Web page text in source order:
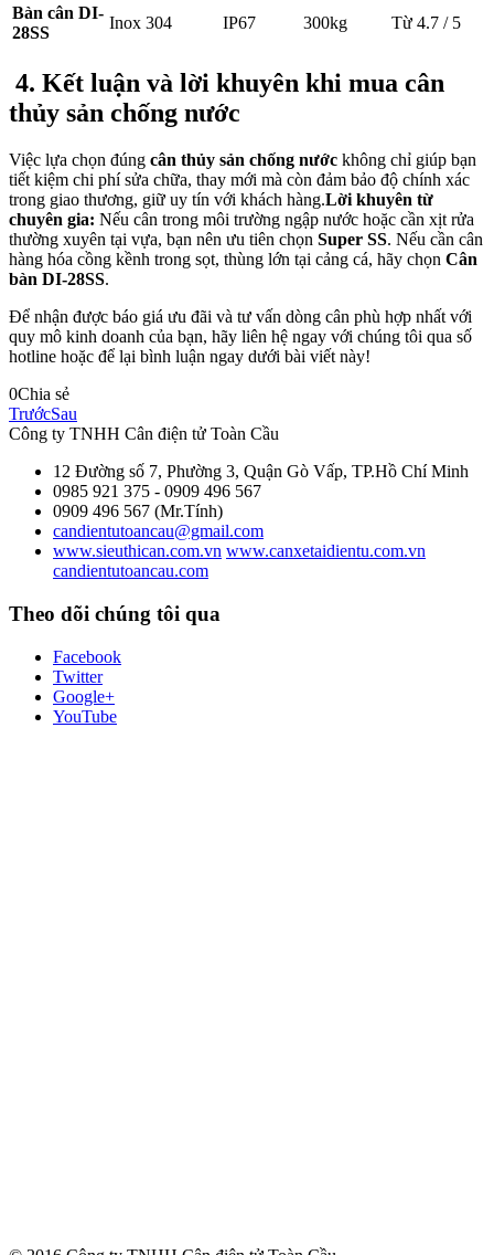
Bàn cân DI-
28SS
Inox 304 IP67 300kg Từ 4.7 / 5
4. Kết luận và lời khuyên khi mua cân
thủy sản chống nước
Việc lựa chọn đúng cân thủy sản chống nước không chỉ giúp bạn
tiết kiệm chi phí sửa chữa, thay mới mà còn đảm bảo độ chính xác
trong giao thương, giữ uy tín với khách hàng.Lời khuyên từ
chuyên gia: Nếu cân trong môi trường ngập nước hoặc cần xịt rửa
thường xuyên tại vựa, bạn nên ưu tiên chọn Super SS. Nếu cần cân
hàng hóa cồng kềnh trong sọt, thùng lớn tại cảng cá, hãy chọn Cân
bàn DI-28SS.
Để nhận được báo giá ưu đãi và tư vấn dòng cân phù hợp nhất với
quy mô kinh doanh của bạn, hãy liên hệ ngay với chúng tôi qua số
hotline hoặc để lại bình luận ngay dưới bài viết này!
0Chia sẻ
TrướcSau
Công ty TNHH Cân điện tử Toàn Cầu
12 Đường số 7, Phường 3, Quận Gò Vấp, TP.Hồ Chí Minh
0985 921 375 - 0909 496 567
0909 496 567 (Mr.Tính)
candientutoancau@gmail.com
www.sieuthican.com.vn www.canxetaidientu.com.vn
candientutoancau.com
Theo dõi chúng tôi qua
Facebook
Twitter
Google+
YouTube